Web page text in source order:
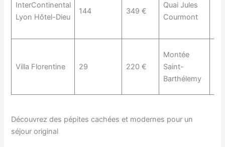
InterContinental
Lyon Hôtel-Dieu
144 349 €
Quai Jules
Courmont
Villa Florentine 29 220 €
Montée
Saint-
Barthélemy
Découvrez des pépites cachées et modernes pour un
séjour original